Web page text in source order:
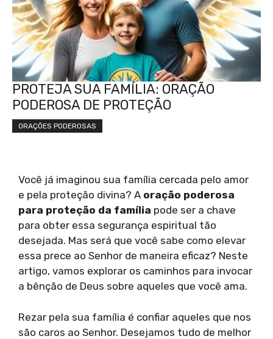
PROTEJA SUA FAMÍLIA: ORAÇÃO
PODEROSA DE PROTEÇÃO
ORAÇÕES PODEROSAS
Você já imaginou sua família cercada pelo amor
e pela proteção divina? A oração poderosa
para proteção da família pode ser a chave
para obter essa segurança espiritual tão
desejada. Mas será que você sabe como elevar
essa prece ao Senhor de maneira eficaz? Neste
artigo, vamos explorar os caminhos para invocar
a bênção de Deus sobre aqueles que você ama.
Rezar pela sua família é confiar aqueles que nos
são caros ao Senhor. Desejamos tudo de melhor